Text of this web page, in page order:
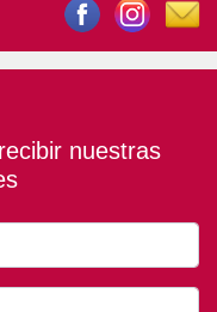
nuestras